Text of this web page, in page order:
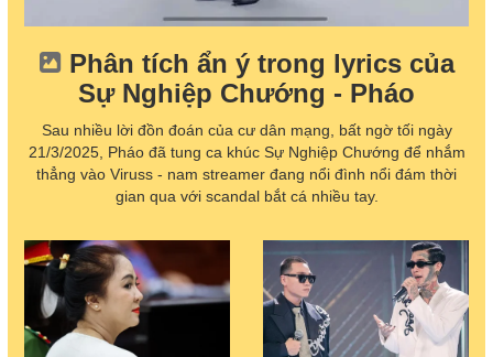
Phân tích ẩn ý trong lyrics của
Sự Nghiệp Chướng - Pháo
Sau nhiều lời đồn đoán của cư dân mạng, bất ngờ tối ngày
21/3/2025, Pháo đã tung ca khúc Sự Nghiệp Chướng để nhắm
thẳng vào Viruss - nam streamer đang nổi đình nổi đám thời
gian qua với scandal bắt cá nhiều tay.